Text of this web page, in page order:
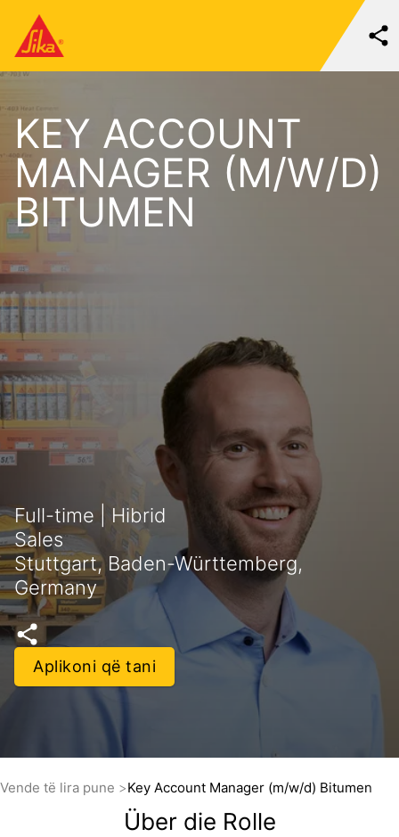
KEY ACCOUNT
MANAGER (M/W/D)
BITUMEN
Full-time | Hibrid
Sales
Stuttgart, Baden-Württemberg,
Germany
Aplikoni që tani
Vende të lira pune Key Account Manager (m/w/d) Bitumen
Über die Rolle